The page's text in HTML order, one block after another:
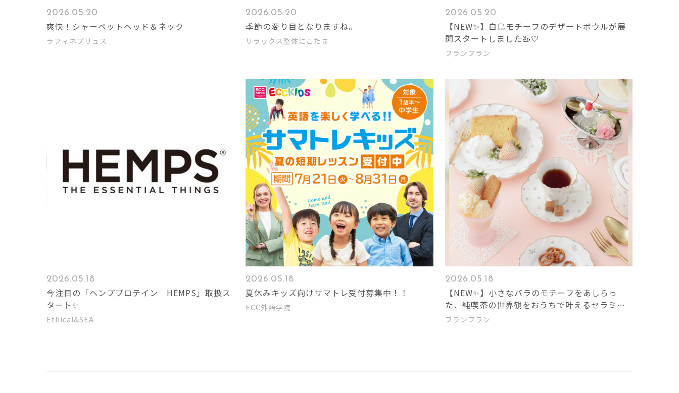
2026.05.20
爽快！シャーベットヘッド＆ネック
ラフィネプリュス
2026.05.20
季節の変り目となりますね。
リラックス整体にこたま
2026.05.20
【NEW✨】白鳥モチーフのデザートボウルが展
開スタートしました🦢🤍
フランフラン
2026.05.18
今注目の「ヘンププロテイン HEMPS」取扱ス
タート✨
Ethical&SEA
2026.05.18
夏休みキッズ向けサマトレ受付募集中！！
ECC外語学院
2026.05.18
【NEW✨】小さなバラのモチーフをあしらっ
た、純喫茶の世界観をおうちで叶えるセラミッ
クシリーズを5月15日(金)より展開🌹
フランフラン